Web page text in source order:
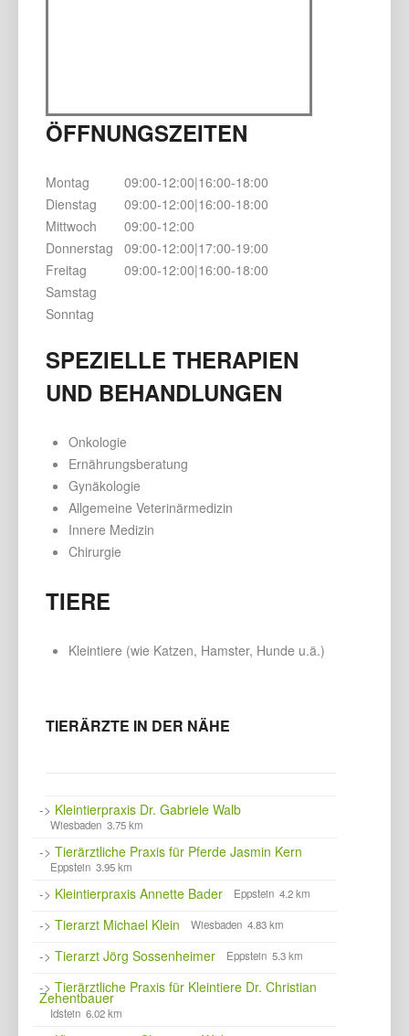
ÖFFNUNGSZEITEN
Montag
09:00-12:00|16:00-18:00
Dienstag
09:00-12:00|16:00-18:00
Mittwoch
09:00-12:00
Donnerstag
09:00-12:00|17:00-19:00
Freitag
09:00-12:00|16:00-18:00
Samstag
Sonntag
SPEZIELLE THERAPIEN
UND BEHANDLUNGEN
Onkologie
Ernährungsberatung
Gynäkologie
Allgemeine Veterinärmedizin
Innere Medizin
Chirurgie
TIERE
Kleintiere (wie Katzen, Hamster, Hunde u.ä.)
TIERÄRZTE IN DER NÄHE
-> Kleintierpraxis Dr. Gabriele Walb
Wiesbaden 3.75 km
-> Tierärztliche Praxis für Pferde Jasmin Kern
Eppstein 3.95 km
-> Kleintierpraxis Annette Bader Eppstein 4.2 km
-> Tierarzt Michael Klein Wiesbaden 4.83 km
-> Tierarzt Jörg Sossenheimer Eppstein 5.3 km
-> Tierärztliche Praxis für Kleintiere Dr. Christian
Zehentbauer
Idstein 6.02 km